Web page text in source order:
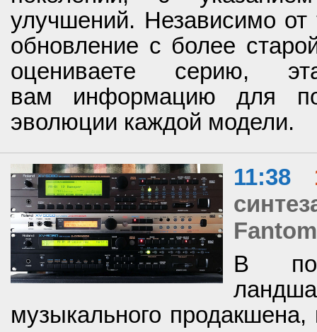
улучшений. Независимо от
обновление с более
оцениваете серию,
вам информацию для
эволюции каждой модели.
11:38
Fantom
В
музыкального